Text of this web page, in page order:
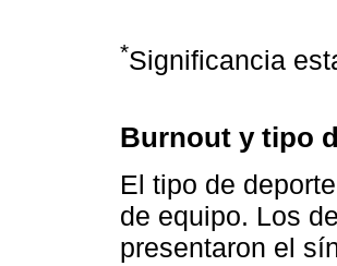
*Significancia
Burnout y tipo
El tipo de
de equipo. Los
presentaron el